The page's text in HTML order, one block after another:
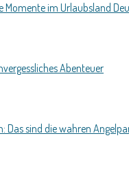
Momente im Urlaubsland
Abenteuer
Das sind die wahren